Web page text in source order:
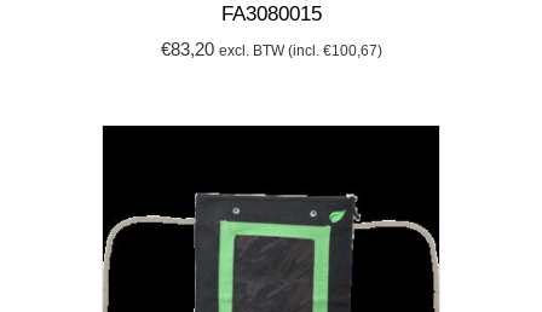
FA3080015
€83,20 excl. BTW (incl. €100,67)